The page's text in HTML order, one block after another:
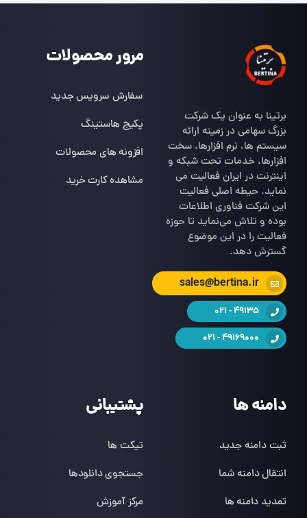
برتینا به عنوان یک شرکت
بزرگ سهامی در زمینه ارائه
سیستم ها، نرم افزارها، سخت
افزارها، خدمات تحت شبکه و
اینترنت در ایران فعالیت می
نماید. حیطه اصلی فعالیت
این شرکت فناوری اطلاعات
بوده و تلاش می‌نماید تا حوزه
فعالیت را در این موضوع
گسترش دهد.
sales@bertina.ir
49135 - 021
49169000 - 021
مرور محصولات
سفارش سرویس جدید
پکیج هاستینگ
افزونه های محصولات
مشاهده کارت خرید
دامنه ها
ثبت دامنه جدید
انتقال دامنه شما
تمدید دامنه ها
پشتیبانی
تیکت ها
جستجوی دانلودها
مرکز آموزش